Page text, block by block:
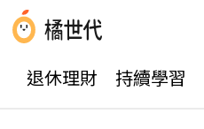
退休理財 持續學習